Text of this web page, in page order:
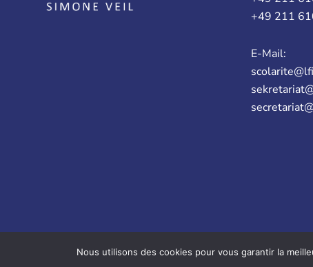
+49 211
E-Mail:
Nous utilisons des cookies pour vous garantir la